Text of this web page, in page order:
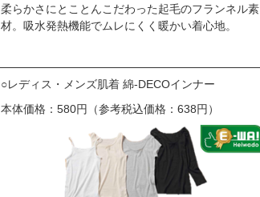
柔らかさにとことんこだわった起毛のフランネル素
材。吸水発熱機能でムレにくく暖かい着心地。
レディス・メンズ肌着 綿-DECOインナー
本体価格：580円（参考税込価格：638円）